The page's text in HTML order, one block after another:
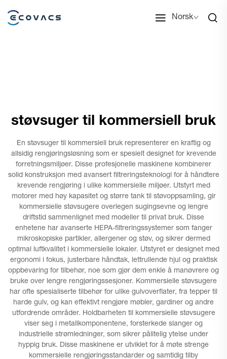
Norsk
støvsuger til kommersiell bruk
En støvsuger til kommersiell bruk representerer en kraftig og
allsidig rengjøringsløsning som er spesielt designet for krevende
forretningsmiljøer. Disse profesjonelle maskinene kombinerer
solid konstruksjon med avansert filtreringsteknologi for å håndtere
krevende rengjøring i ulike kommersielle miljøer. Utstyrt med
motorer med høy kapasitet og større tank til støvoppsamling, gir
kommersielle støvsugere overlegen sugingsevne og lengre
driftstid sammenlignet med modeller til privat bruk. Disse
enhetene har avanserte HEPA-filtreringssystemer som fanger
mikroskopiske partikler, allergener og støv, og sikrer dermed
optimal luftkvalitet i kommersielle lokaler. Utstyret er designet med
ergonomi i fokus, justerbare håndtak, lettrullende hjul og praktisk
oppbevaring for tilbehør, noe som gjør dem enkle å manøvrere og
bruke over lengre rengjøringssesjoner. Kommersielle støvsugere
har ofte spesialiserte tilbehør for ulike gulvoverflater, fra tepper til
harde gulv, og kan effektivt rengjøre møbler, gardiner og andre
utfordrende områder. Holdbarheten til kommersielle støvsugere
viser seg i metallkomponentene, forsterkede slanger og
industrielle strømledninger, som sikrer pålitelig ytelse under
hyppig bruk. Disse maskinene er utviklet for å møte strenge
kommersielle rengjøringsstandarder og samtidig tilby